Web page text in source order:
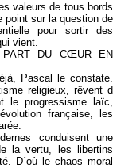
valeurs de tous bords
point sur la question de
pour sortir des
vient.
DU CŒUR EN
Pascal le constate.
religieux, rêvent d
le progressisme laïc,
française, les
conduisent une
la vertu, les libertins
D´où le chaos moral